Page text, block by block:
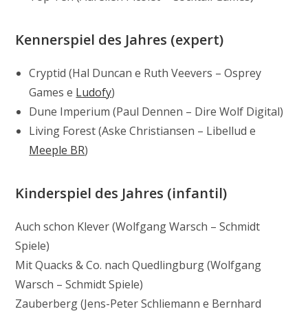
Kennerspiel des Jahres (expert)
Cryptid (Hal Duncan e Ruth Veevers – Osprey
Games e Ludofy)
Dune Imperium (Paul Dennen – Dire Wolf Digital)
Living Forest (Aske Christiansen – Libellud e
Meeple BR)
Kinderspiel des Jahres (infantil)
Auch schon Klever (Wolfgang Warsch – Schmidt
Spiele)
Mit Quacks & Co. nach Quedlingburg (Wolfgang
Warsch – Schmidt Spiele)
Zauberberg (Jens-Peter Schliemann e Bernhard